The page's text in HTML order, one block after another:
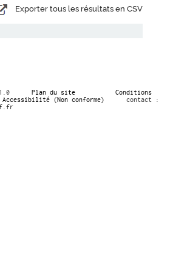
Exporter tous les résultats en CSV
Plan du site
Conditions
Accessibilité (Non conforme)
contact :